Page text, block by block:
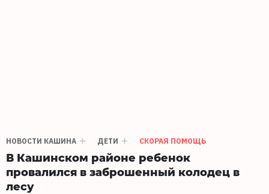
НОВОСТИ КАШИНА ДЕТИ СКОРАЯ ПОМОЩЬ
В Кашинском районе ребенок
провалился в заброшенный колодец в
лесу